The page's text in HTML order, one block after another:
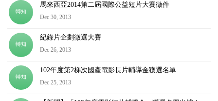
轉知
馬來西亞2014第二屆國際公益短片大賽徵件
Dec 30, 2013
轉知
紀錄片企劃徵選大賽
Dec 26, 2013
轉知
102年度第2梯次國產電影長片輔導金獲選名單
Dec 25, 2013